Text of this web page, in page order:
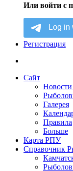
Или войти с
Регистрация
Сайт
Галерея
Правила
Больше
Карта РПУ
Справочник